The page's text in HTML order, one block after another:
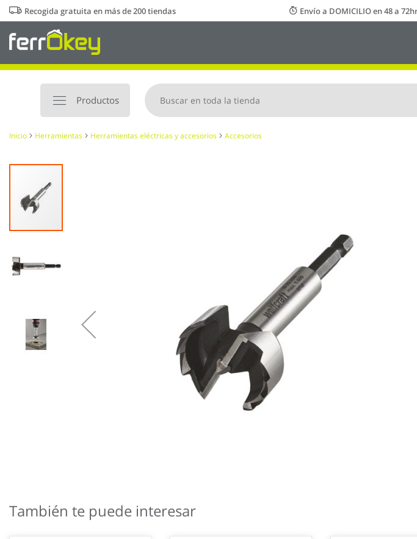
Ir
al
contenido
Recogida gratuita en más de 200 tiendas Envío a DOMICILIO en 48 a
Productos
Inicio Herramientas Herramientas eléctricas y accesorios Accesorios
Saltar
galería
al
comienzo
También te puede interesar